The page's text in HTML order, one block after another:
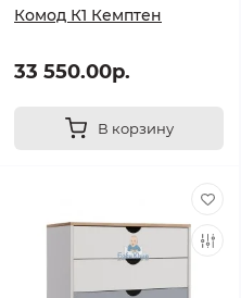
Комод К1 Кемптен
33 550.00р.
В корзину